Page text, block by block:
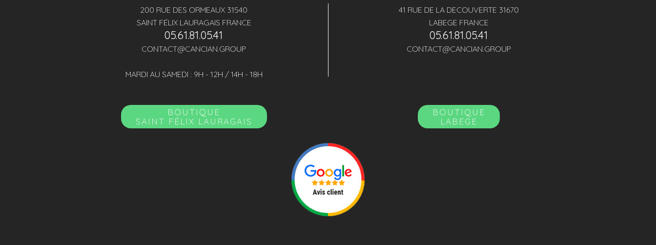
200 RUE DES ORMEAUX 31540
SAINT FÉLIX LAURAGAIS FRANCE
05.61.81.05.41
CONTACT@CANCIAN.GROUP
MARDI AU SAMEDI : 9H - 12H / 14H - 18H
BOUTIQUE
SAINT FÉLIX LAURAGAIS
41 RUE DE LA DECOUVERTE 31670
LABEGE FRANCE
05.61.81.05.41
CONTACT@CANCIAN.GROUP
BOUTIQUE
LABEGE